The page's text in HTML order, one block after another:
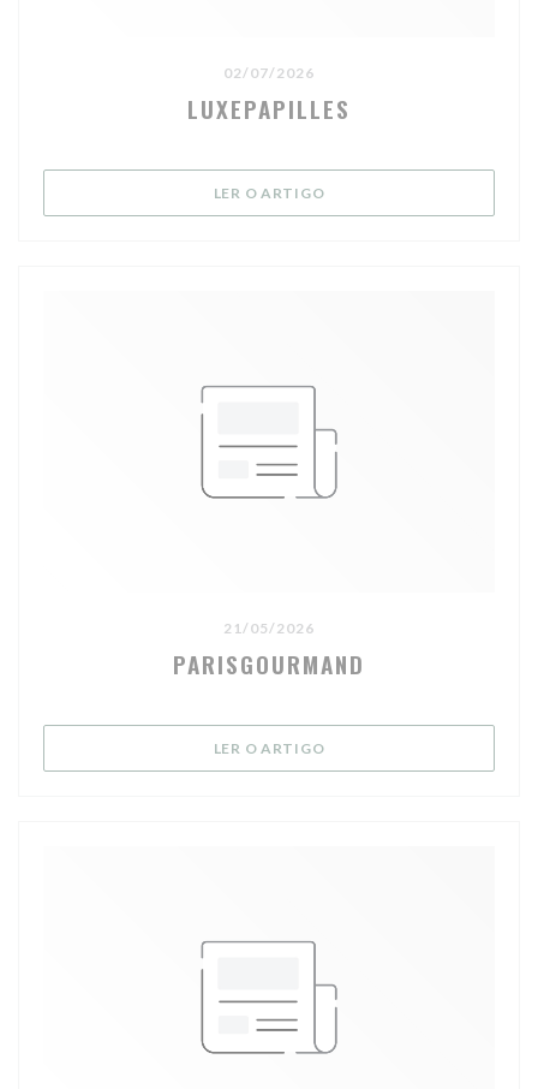
02/07/2026
LUXEPAPILLES
LER O ARTIGO((ABRE NUMA NOVA
21/05/2026
PARISGOURMAND
LER O ARTIGO((ABRE NUMA NOVA